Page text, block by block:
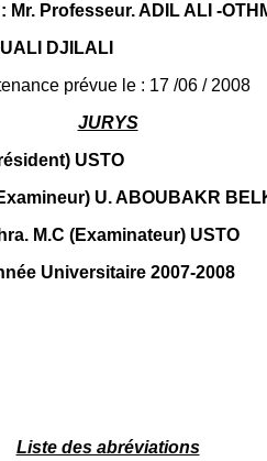
Mr. Professeur. ADIL ALI -
DJILALI
prévue le : 17 /06 / 2008
JURYS
USTO
U. ABOUBAKR
M.C (Examinateur) USTO
Universitaire 2007-2008
Liste des abréviations